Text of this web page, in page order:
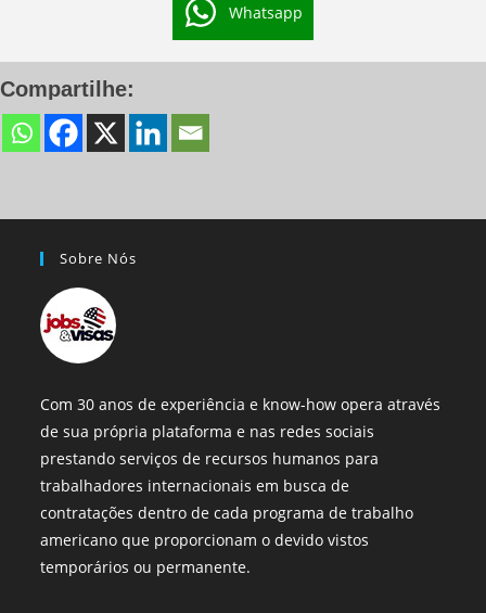
Whatsapp
Compartilhe:
Sobre Nós
Com 30 anos de experiência e know-how opera através
de sua própria plataforma e nas redes sociais
prestando serviços de recursos humanos para
trabalhadores internacionais em busca de
contratações dentro de cada programa de trabalho
americano que proporcionam o devido vistos
temporários ou permanente.